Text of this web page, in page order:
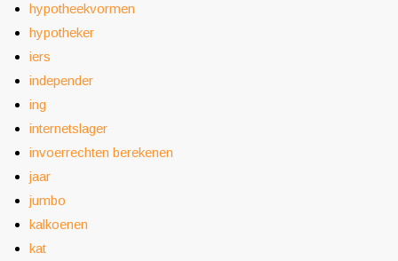
hypotheekvormen
hypotheker
iers
independer
ing
internetslager
invoerrechten berekenen
jaar
jumbo
kalkoenen
kat